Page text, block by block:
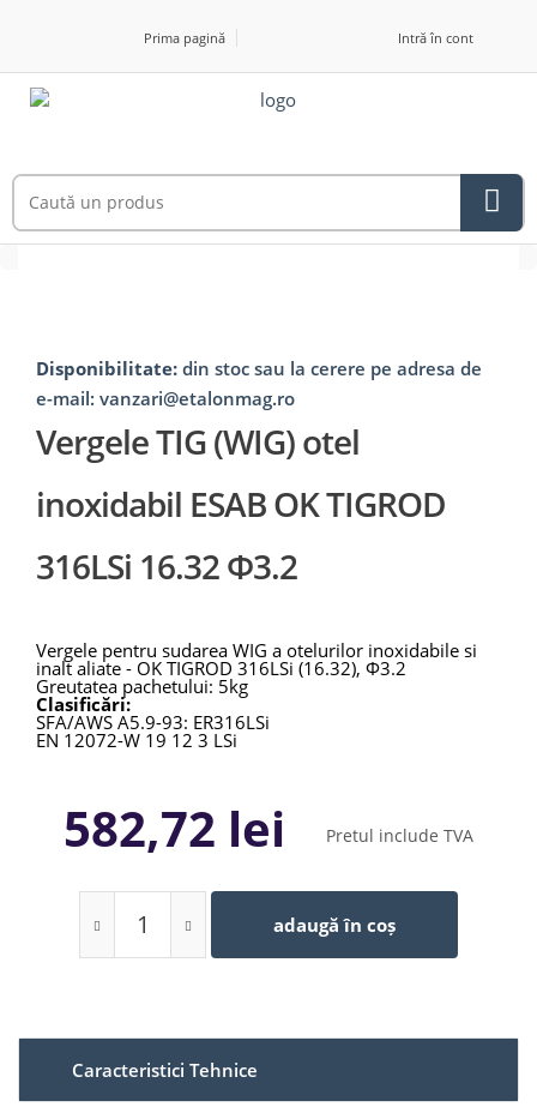
Prima pagină Intră în cont
Disponibilitate: din stoc sau la cerere pe adresa de
e-mail: vanzari@etalonmag.ro
Vergele TIG (WIG) otel
inoxidabil ESAB OK TIGROD
316LSi 16.32 Φ3.2
Vergele pentru sudarea WIG a otelurilor inoxidabile si
inalt aliate - OK TIGROD 316LSi (16.32), Φ3.2
Greutatea pachetului: 5kg
Clasificări:
SFA/AWS A5.9-93: ER316LSi
EN 12072-W 19 12 3 LSi
582,72 lei Pretul include TVA
adaugă în coș
Caracteristici Tehnice